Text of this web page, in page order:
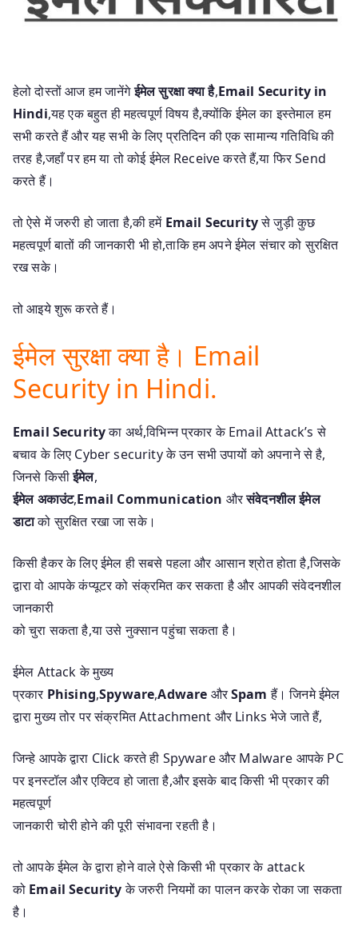
हेलो दोस्तों आज हम जानेंगेईमेल सुरक्षा क्या है,Email Security in
Hindi,यह एक बहुत ही महत्वपूर्ण विषय है,क्योंकि ईमेल का इस्तेमाल हम
सभी करते हैं और यह सभी के लिए प्रतिदिन की एक सामान्य गतिविधि की
तरह है,जहाँ पर हम या तो कोई ईमेल Receive करते हैं,या फिर Send
करते हैं।
तो ऐसे में जरुरी हो जाता है,की हमें Email Securityसे जुड़ी कुछ
महत्वपूर्ण बातों की जानकारी भी हो,ताकि हम अपने ईमेल संचार को सुरक्षित
रख सके।
तो आइये शुरू करते हैं।
ईमेल सुरक्षा क्या है। Email
Security in Hindi.
Email Securityका अर्थ,विभिन्न प्रकार के Email Attack’s से
बचाव के लिए Cyber security के उन सभी उपायों को अपनाने से है,
जिनसे किसीईमेल,
ईमेल अकाउंट,Email Communication औरसंवेदनशील ईमेल
डाटाको सुरक्षित रखा जा सके।
किसी हैकर के लिए ईमेल ही सबसे पहला और आसान श्रोत होता है,जिसके
द्वारा वो आपके कंप्यूटर को संक्रमित कर सकता है और आपकी संवेदनशील
जानकारी
को चुरा सकता है,या उसे नुक्सान पहुंचा सकता है।
ईमेल Attack के मुख्य
प्रकार Phising,Spyware,Adware औरSpam हैं। जिनमे ईमेल
द्वारा मुख्य तोर पर संक्रमित Attachment और Links भेजे जाते हैं,
जिन्हे आपके द्वारा Click करते ही Spyware और Malware आपके PC
पर इनस्टॉल और एक्टिव हो जाता है,और इसके बाद किसी भी प्रकार की
महत्वपूर्ण
जानकारी चोरी होने की पूरी संभावना रहती है।
तो आपके ईमेल के द्वारा होने वाले ऐसे किसी भी प्रकार के attack
को Email Securityके जरुरी नियमों का पालन करके रोका जा सकता
है।